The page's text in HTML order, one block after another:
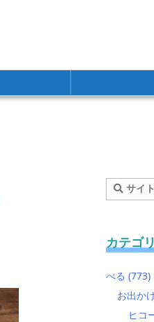
カテゴ
べる (773)
お出か
ヒコ